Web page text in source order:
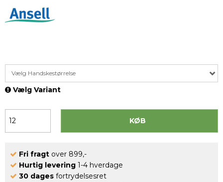
Vælg Handskestørrelse
Vælg Variant
KØB
Fri fragt over 899,-
Hurtig levering 1-4 hverdage
30 dages fortrydelsesret